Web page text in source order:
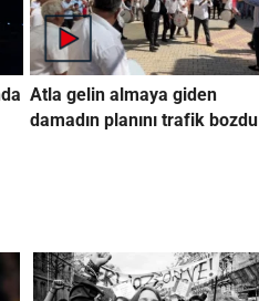
Atla gelin almaya giden
damadın planını trafik bozdu